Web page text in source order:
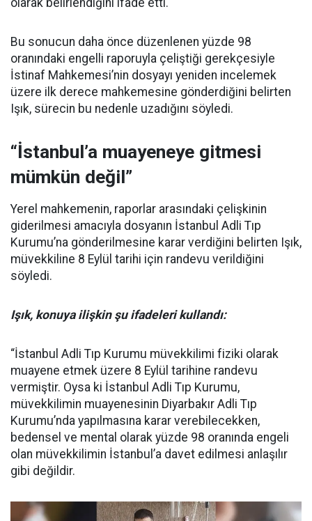
olarak belirlendiğini ifade etti.
Bu sonucun daha önce düzenlenen yüzde 98
oranındaki engelli raporuyla çeliştiği gerekçesiyle
İstinaf Mahkemesi’nin dosyayı yeniden incelemek
üzere ilk derece mahkemesine gönderdiğini belirten
Işık, sürecin bu nedenle uzadığını söyledi.
“İstanbul’a muayeneye gitmesi
mümkün değil”
Yerel mahkemenin, raporlar arasındaki çelişkinin
giderilmesi amacıyla dosyanın İstanbul Adli Tıp
Kurumu’na gönderilmesine karar verdiğini belirten Işık,
müvekkiline 8 Eylül tarihi için randevu verildiğini
söyledi.
Işık, konuya ilişkin şu ifadeleri kullandı:
“İstanbul Adli Tıp Kurumu müvekkilimi fiziki olarak
muayene etmek üzere 8 Eylül tarihine randevu
vermiştir. Oysa ki İstanbul Adli Tıp Kurumu,
müvekkilimin muayenesinin Diyarbakır Adli Tıp
Kurumu’nda yapılmasına karar verebilecekken,
bedensel ve mental olarak yüzde 98 oranında engeli
olan müvekkilimin İstanbul’a davet edilmesi anlaşılır
gibi değildir.